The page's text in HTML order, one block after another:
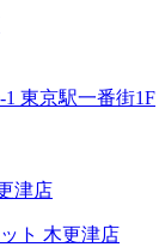
東京駅一番街1F
津店